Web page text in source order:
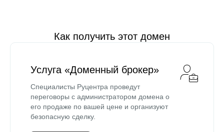
Как получить этот домен
Услуга «Доменный брокер»
Специалисты Руцентра проведут
переговоры с администратором домена о
его продаже по вашей цене и организуют
безопасную сделку.